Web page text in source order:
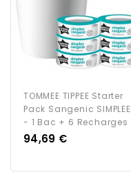
TOMMEE TIPPEE Starter
Pack Sangenic SIMPLEE
- 1 Bac + 6 Recharges
Prix
94,69 €